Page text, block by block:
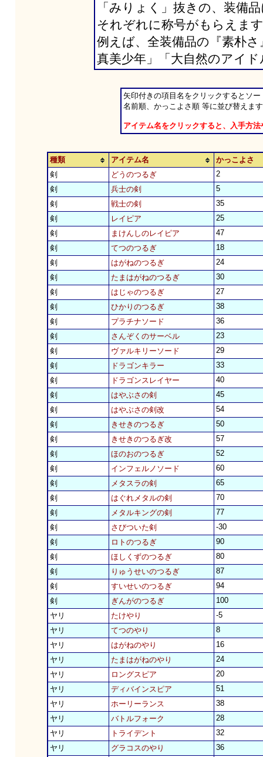
「みりょく」抜きの、装備
それぞれに称号がもらえま
例えば、全装備品の『素朴
真美少年」「大自然のアイ
矢印付きの項目名をクリックするとソ
名前順、かっこよさ順 等に並び替えま
アイテム名をクリックすると、入手方
種類 アイテム名
かっこよさ
剣
どうのつるぎ
2
剣
兵士の剣
5
剣
戦士の剣
35
剣
レイピア
25
剣
まけんしのレイピア
47
剣
てつのつるぎ
18
剣
はがねのつるぎ
24
剣
たまはがねのつるぎ
30
剣
はじゃのつるぎ
27
剣
ひかりのつるぎ
38
剣
プラチナソード
36
剣
さんぞくのサーベル
23
剣
ヴァルキリーソード
29
剣
ドラゴンキラー
33
剣
ドラゴンスレイヤー
40
剣
はやぶさの剣
45
剣
はやぶさの剣改
54
剣
きせきのつるぎ
50
剣
きせきのつるぎ改
57
剣
ほのおのつるぎ
52
剣
インフェルノソード
60
剣
メタスラの剣
65
剣
はぐれメタルの剣
70
剣
メタルキングの剣
77
剣
さびついた剣
-30
剣
ロトのつるぎ
90
剣
ほしくずのつるぎ
80
剣
りゅうせいのつるぎ
87
剣
すいせいのつるぎ
94
剣
ぎんがのつるぎ
100
ヤリ
たけやり
-5
ヤリ
てつのやり
8
ヤリ
はがねのやり
16
ヤリ
たまはがねのやり
24
ヤリ
ロングスピア
20
ヤリ
ディバインスピア
51
ヤリ
ホーリーランス
38
ヤリ
バトルフォーク
28
ヤリ
トライデント
32
ヤリ
グラコスのやり
36